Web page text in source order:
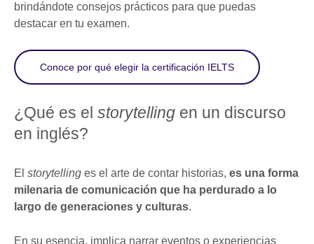
brindándote consejos prácticos para que puedas
destacar en tu examen.
Conoce por qué elegir la certificación IELTS
¿Qué es el storytelling en un discurso
en inglés?
El storytelling es el arte de contar historias, es una forma
milenaria de comunicación que ha perdurado a lo
largo de generaciones y culturas.
En su esencia, implica narrar eventos o experiencias